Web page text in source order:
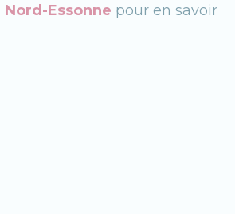
Nord-Essonne pour en savoir